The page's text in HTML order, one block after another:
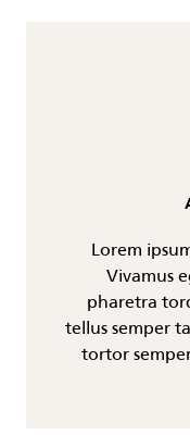
Lorem
Vivamus
pharetra
tellus semper
tortor